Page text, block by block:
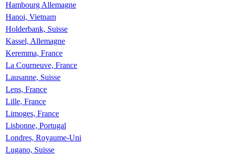
Hambourg Allemagne
Hanoi, Vietnam
Holderbank, Suisse
Kassel, Allemagne
Keremma, France
La Courneuve, France
Lausanne, Suisse
Lens, France
Lille, France
Limoges, France
Lisbonne, Portugal
Londres, Royaume-Uni
Lugano, Suisse